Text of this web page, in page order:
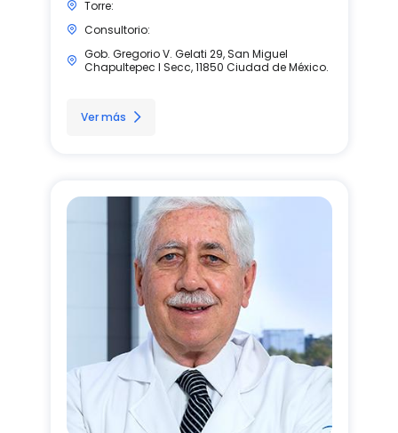
Torre:
Consultorio:
Gob. Gregorio V. Gelati 29, San Miguel
Chapultepec I Secc, 11850 Ciudad de México.
Ver más